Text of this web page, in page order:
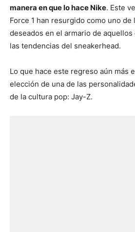
manera en que lo hace Nike. Este
Force 1 han resurgido como uno de
deseados en el armario de
las tendencias del sneakerhead.
Lo que hace este regreso aún más
elección de una de las
de la cultura pop: Jay-Z.